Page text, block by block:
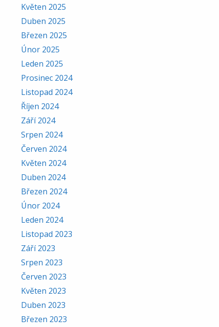
Květen 2025
Duben 2025
Březen 2025
Únor 2025
Leden 2025
Prosinec 2024
Listopad 2024
Říjen 2024
Září 2024
Srpen 2024
Červen 2024
Květen 2024
Duben 2024
Březen 2024
Únor 2024
Leden 2024
Listopad 2023
Září 2023
Srpen 2023
Červen 2023
Květen 2023
Duben 2023
Březen 2023